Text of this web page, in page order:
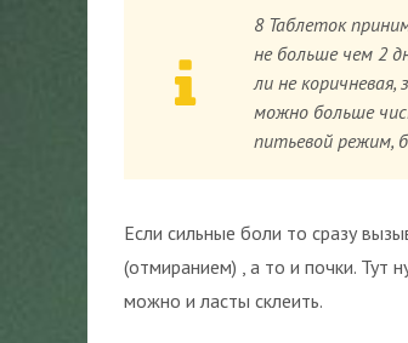
8 Таблеток
не больше чем 2
ли не
можно больше
питьевой режим,
Если сильные боли то сразу
(отмиранием) , а то и почки. Тут
можно и ласты склеить.